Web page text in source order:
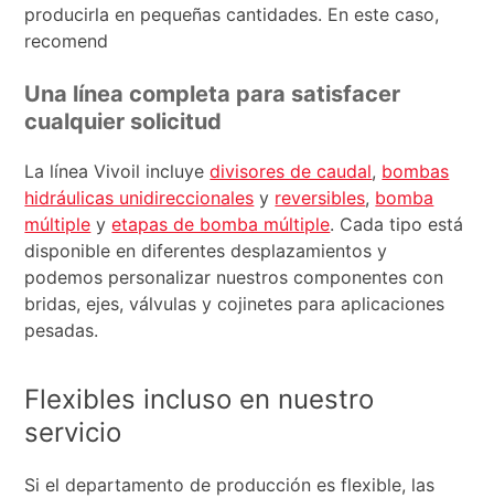
producirla en pequeñas cantidades. En este caso,
recomend
Una línea completa para satisfacer
cualquier solicitud
La línea Vivoil incluyedivisores de caudal, bombas
hidráulicas unidireccionales y reversibles, bomba
múltiple yetapas de bomba múltiple. Cada tipo está
disponible en diferentes desplazamientos y
podemos personalizar nuestros componentes con
bridas, ejes, válvulas y cojinetes para aplicaciones
pesadas.
Flexibles incluso en nuestro
servicio
Si el departamento de producción es flexible, las